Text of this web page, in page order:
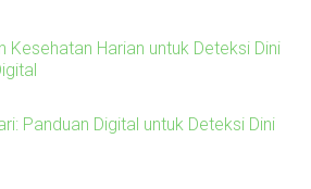
Kesehatan Harian untuk Deteksi Dini
Panduan Digital untuk Deteksi Dini